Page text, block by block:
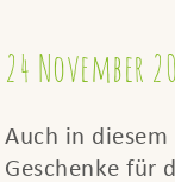
24 November
Auch in
Geschenke für